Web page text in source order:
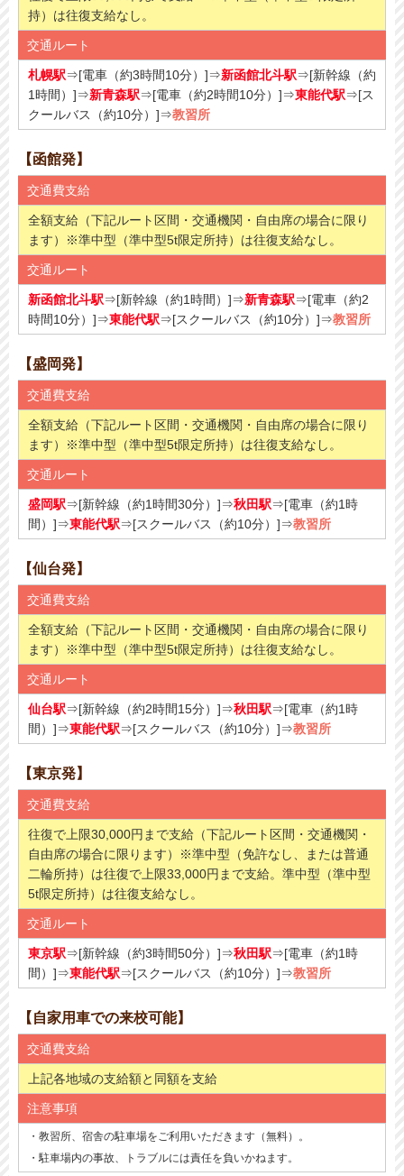
持）は往復支給なし。
交通ルート
札幌駅⇒[電車（約3時間10分）]⇒新函館北斗駅⇒[新幹線（約
1時間）]⇒新青森駅⇒[電車（約2時間10分）]⇒東能代駅⇒[ス
クールバス（約10分）]⇒教習所
【函館発】
交通費支給
全額支給（下記ルート区間・交通機関・自由席の場合に限り
ます）※準中型（準中型5t限定所持）は往復支給なし。
交通ルート
新函館北斗駅⇒[新幹線（約1時間）]⇒新青森駅⇒[電車（約2
時間10分）]⇒東能代駅⇒[スクールバス（約10分）]⇒教習所
【盛岡発】
交通費支給
全額支給（下記ルート区間・交通機関・自由席の場合に限り
ます）※準中型（準中型5t限定所持）は往復支給なし。
交通ルート
盛岡駅⇒[新幹線（約1時間30分）]⇒秋田駅⇒[電車（約1時
間）]⇒東能代駅⇒[スクールバス（約10分）]⇒教習所
【仙台発】
交通費支給
全額支給（下記ルート区間・交通機関・自由席の場合に限り
ます）※準中型（準中型5t限定所持）は往復支給なし。
交通ルート
仙台駅⇒[新幹線（約2時間15分）]⇒秋田駅⇒[電車（約1時
間）]⇒東能代駅⇒[スクールバス（約10分）]⇒教習所
【東京発】
交通費支給
往復で上限30,000円まで支給（下記ルート区間・交通機関・
自由席の場合に限ります）※準中型（免許なし、または普通
二輪所持）は往復で上限33,000円まで支給。準中型（準中型
5t限定所持）は往復支給なし。
交通ルート
東京駅⇒[新幹線（約3時間50分）]⇒秋田駅⇒[電車（約1時
間）]⇒東能代駅⇒[スクールバス（約10分）]⇒教習所
【自家用車での来校可能】
交通費支給
上記各地域の支給額と同額を支給
注意事項
・教習所、宿舎の駐車場をご利用いただきます（無料）。
・駐車場内の事故、トラブルには責任を負いかねます。